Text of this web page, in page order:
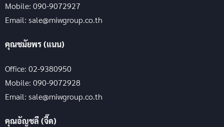
Mobile: 090-9072927
Email: sale@miwgroup.co.th
คุณชมัยพร (แนน)
Office: 02-9380950
Mobile: 090-9072928
Email: sale@miwgroup.co.th
คุณอัญชลี (จี๊ด)